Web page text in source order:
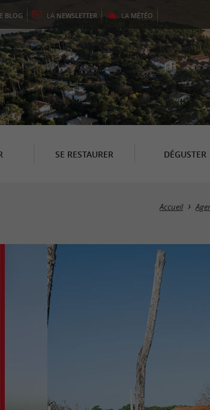
BLOG LA NEWSLETTER LA MÉTÉO
SE RESTAURER DÉGUSTER
Accueil